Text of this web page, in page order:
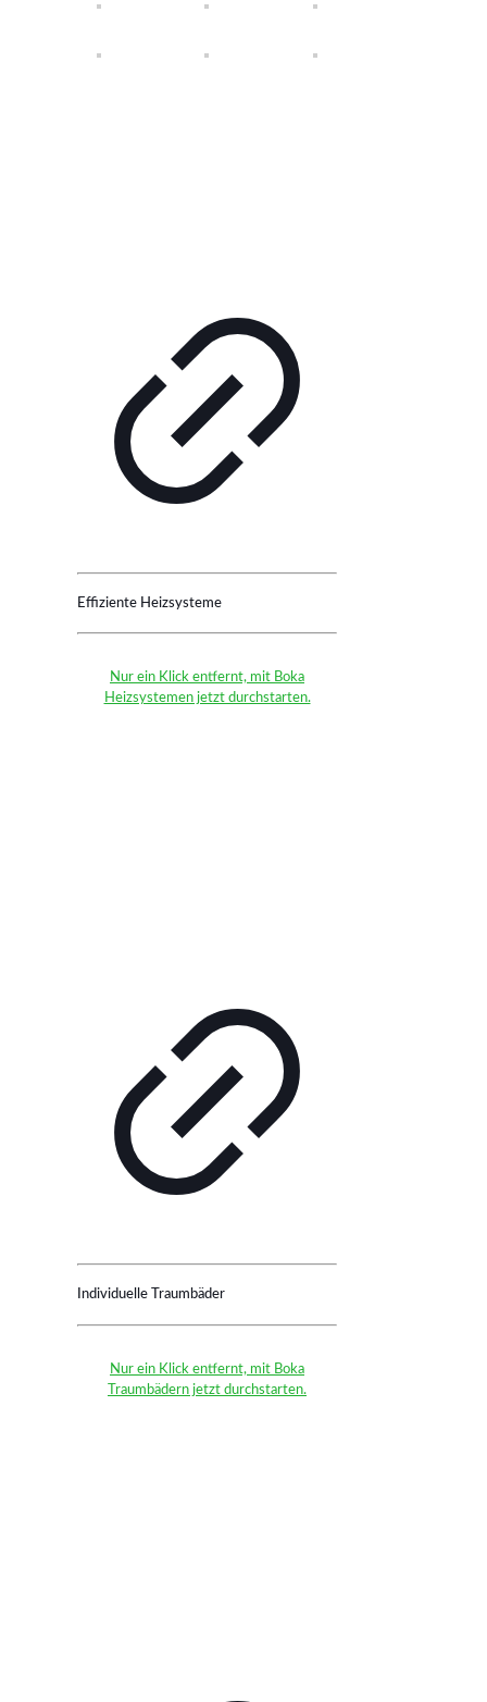
Effiziente Heizsysteme
Nur ein Klick entfernt, mit Boka
Heizsystemen jetzt durchstarten.
Individuelle Traumbäder
Nur ein Klick entfernt, mit Boka
Traumbädern jetzt durchstarten.